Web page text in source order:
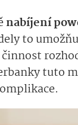
nabíjení
to
tuto